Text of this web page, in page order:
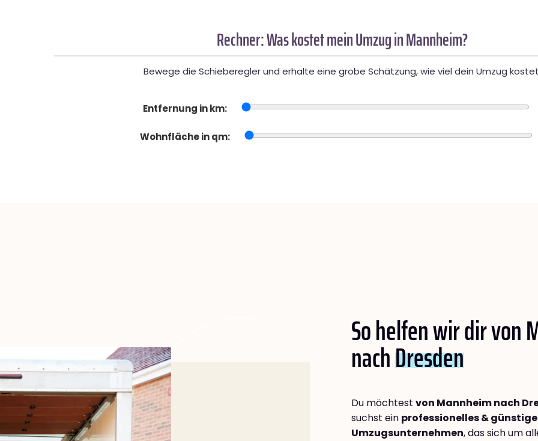
Rechner: Was kostet mein Umzug in Mannheim?
Bewege die Schieberegler und erhalte eine grobe Schätzung, wie viel dein Umzug
Entfernung in km:
Wohnfläche in qm:
So helfen wir dir von
nachDresden
Du möchtest von Mannheim nach
suchst ein professionelles &
Umzugsunternehmen, das sich um